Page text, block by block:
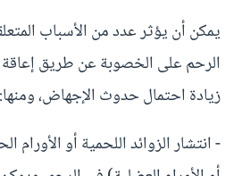
يمكن أن يؤثر عدد من الأسباب
الرحم على الخصوبة عن طريق
زيادة احتمال حدوث الإجهاض، ومنها:
- انتشار الزوائد اللحمية أو الأورام